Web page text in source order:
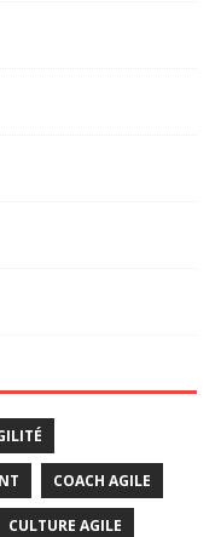
COACH AGILE
CULTURE AGILE